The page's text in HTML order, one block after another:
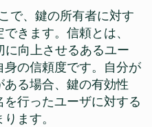
で、鍵の所有者に対す
きます。信頼とは、
向上させるあるユー
の信頼度です。自分が
る場合、鍵の有効性
行ったユーザに対する
ます。